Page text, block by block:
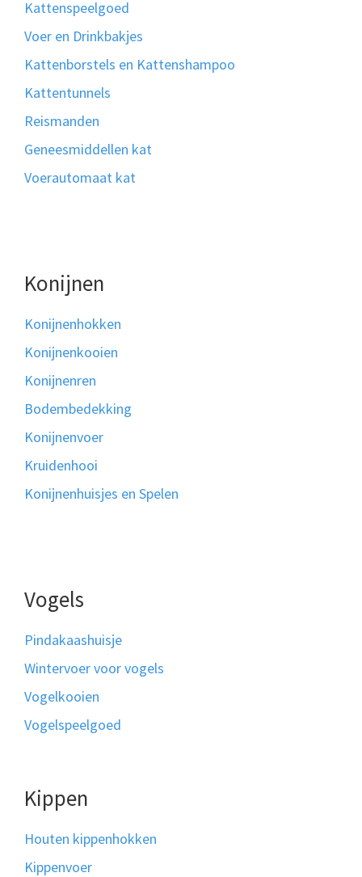
Kattenspeelgoed
Voer en Drinkbakjes
Kattenborstels en Kattenshampoo
Kattentunnels
Reismanden
Geneesmiddellen kat
Voerautomaat kat
Konijnen
Konijnenhokken
Konijnenkooien
Konijnenren
Bodembedekking
Konijnenvoer
Kruidenhooi
Konijnenhuisjes en Spelen
Vogels
Pindakaashuisje
Wintervoer voor vogels
Vogelkooien
Vogelspeelgoed
Kippen
Houten kippenhokken
Kippenvoer